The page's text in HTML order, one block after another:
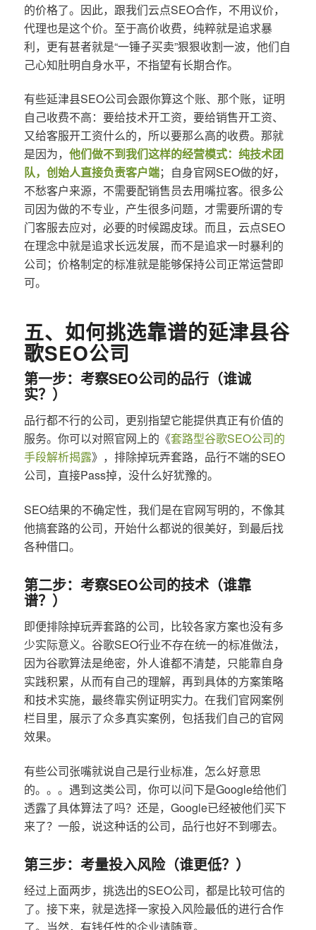
的价格了。因此，跟我们云点SEO合作，不用议价，
代理也是这个价。至于高价收费，纯粹就是追求暴
利，更有甚者就是“一锤子买卖”狠狠收割一波，他们自
己心知肚明自身水平，不指望有长期合作。
有些延津县SEO公司会跟你算这个账、那个账，证明
自己收费不高：要给技术开工资，要给销售开工资、
又给客服开工资什么的，所以要那么高的收费。那就
是因为， 他们做不到我们这样的经营模式：纯技术团
队，创始人直接负责客户端；自身官网SEO做的好，
不愁客户来源，不需要配销售员去用嘴拉客。很多公
司因为做的不专业，产生很多问题，才需要所谓的专
门客服去应对，必要的时候踢皮球。而且，云点SEO
在理念中就是追求长远发展，而不是追求一时暴利的
公司；价格制定的标准就是能够保持公司正常运营即
可。
五、如何挑选靠谱的延津县谷
歌SEO公司
第一步：考察SEO公司的品行（谁诚
实？）
品行都不行的公司，更别指望它能提供真正有价值的
服务。你可以对照官网上的《套路型谷歌SEO公司的
手段解析揭露》，排除掉玩弄套路，品行不端的SEO
公司，直接Pass掉，没什么好犹豫的。
SEO结果的不确定性，我们是在官网写明的，不像其
他搞套路的公司，开始什么都说的很美好，到最后找
各种借口。
第二步：考察SEO公司的技术（谁靠
谱？）
即便排除掉玩弄套路的公司，比较各家方案也没有多
少实际意义。谷歌SEO行业不存在统一的标准做法，
因为谷歌算法是绝密，外人谁都不清楚，只能靠自身
实践积累，从而有自己的理解，再到具体的方案策略
和技术实施，最终靠实例证明实力。在我们官网案例
栏目里，展示了众多真实案例，包括我们自己的官网
效果。
有些公司张嘴就说自己是行业标准，怎么好意思
的。。。遇到这类公司，你可以问下是Google给他们
透露了具体算法了吗？还是，Google已经被他们买下
来了？一般，说这种话的公司，品行也好不到哪去。
第三步：考量投入风险（谁更低？）
经过上面两步，挑选出的SEO公司，都是比较可信的
了。接下来，就是选择一家投入风险最低的进行合作